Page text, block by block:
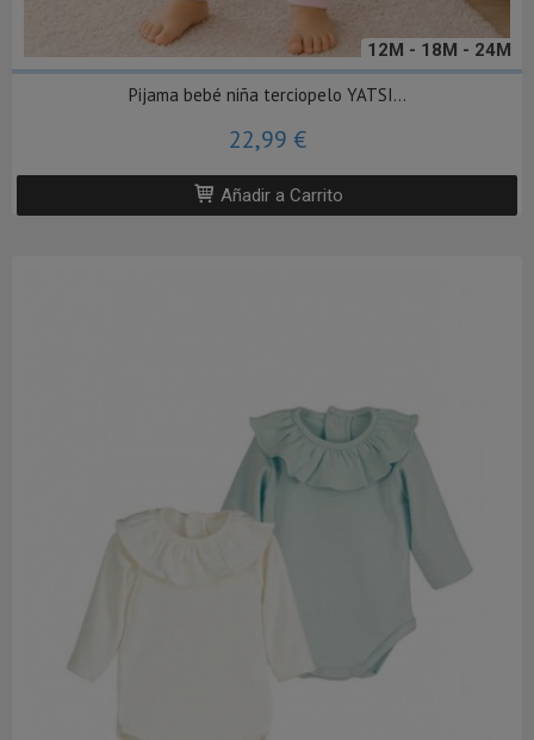
12M - 18M - 24M
Pijama bebé niña terciopelo YATSI...
22,99 €
Añadir a Carrito